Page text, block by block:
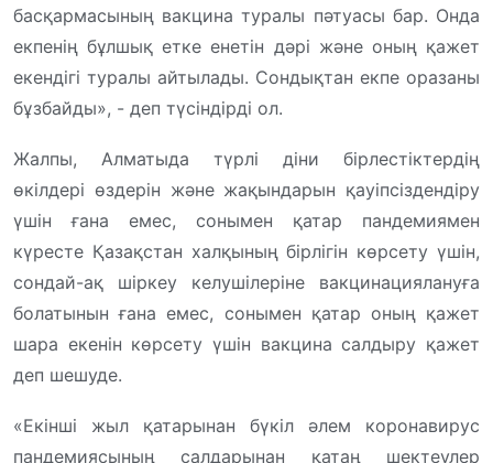
басқармасының вакцина туралы пәтуасы бар. Онда
екпенің бұлшық етке енетін дәрі және оның қажет
екендігі туралы айтылады. Сондықтан екпе оразаны
бұзбайды», - деп түсіндірді ол.
Жалпы, Алматыда түрлі діни бірлестіктердің
өкілдері өздерін және жақындарын қауіпсіздендіру
үшін ғана емес, сонымен қатар пандемиямен
күресте Қазақстан халқының бірлігін көрсету үшін,
сондай-ақ шіркеу келушілеріне вакцинациялануға
болатынын ғана емес, сонымен қатар оның қажет
шара екенін көрсету үшін вакцина салдыру қажет
деп шешуде.
«Екінші жыл қатарынан бүкіл әлем коронавирус
пандемиясының салдарынан қатаң шектеулер